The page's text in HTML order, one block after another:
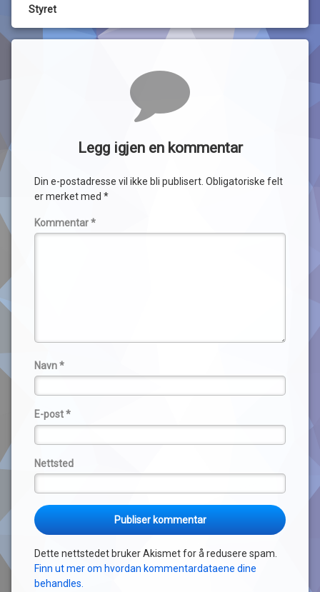
Styret
Legg igjen en kommentar
Din e-postadresse vil ikke bli publisert. Obligatoriske felt
er merket med *
Kommentar*
Navn*
E-post*
Nettsted
Dette nettstedet bruker Akismet for å redusere spam.
Finn ut mer om hvordan kommentardataene dine
behandles.